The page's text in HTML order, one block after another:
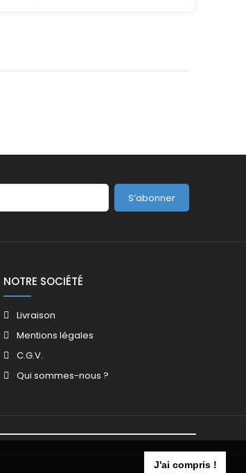
J'ai compris !
S’abonner
NOTRE SOCIÉTÉ
Livraison
Mentions légales
C.G.V.
Qui sommes-nous ?